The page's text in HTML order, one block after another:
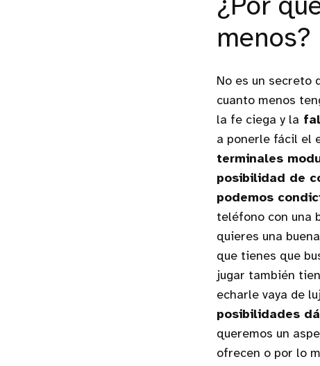
¿Por
menos?
No es un secreto
cuanto menos
la fe ciega y la
a ponerle fácil el
terminales
posibilidad de
podemos
teléfono con una
quieres una
que tienes que
jugar también
echarle vaya de
posibilidades
queremos un
ofrecen o por lo